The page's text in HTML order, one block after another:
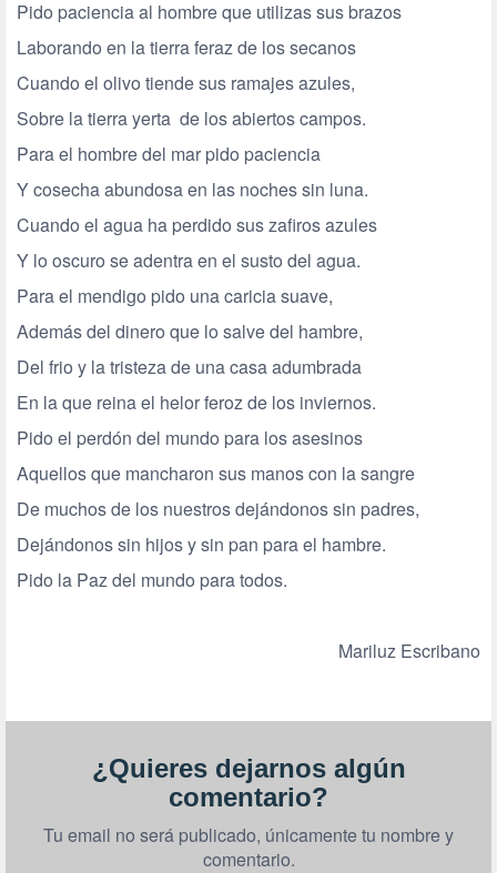
Pido paciencia al hombre que utilizas sus brazos
Laborando en la tierra feraz de los secanos
Cuando el olivo tiende sus ramajes azules,
Sobre la tierra yerta de los abiertos campos.
Para el hombre del mar pido paciencia
Y cosecha abundosa en las noches sin luna.
Cuando el agua ha perdido sus zafiros azules
Y lo oscuro se adentra en el susto del agua.
Para el mendigo pido una caricia suave,
Además del dinero que lo salve del hambre,
Del frio y la tristeza de una casa adumbrada
En la que reina el helor feroz de los inviernos.
Pido el perdón del mundo para los asesinos
Aquellos que mancharon sus manos con la sangre
De muchos de los nuestros dejándonos sin padres,
Dejándonos sin hijos y sin pan para el hambre.
Pido la Paz del mundo para todos.
Mariluz Escribano
¿Quieres dejarnos algún
comentario?
Tu email no será publicado, únicamente tu nombre y
comentario.